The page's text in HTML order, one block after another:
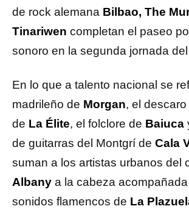
de rock alemana Bilbao, The
Tinariwen completan el paseo
sonoro en la segunda jornada
En lo que a talento nacional se
madrileño de Morgan, el
de La Élite, el folclore de Baiuca
de guitarras del Montgrí de Cala
suman a los artistas urbanos del
Albany a la cabeza
sonidos flamencos de La